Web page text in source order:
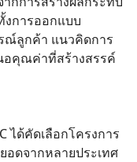
การออกแบบ
ณ์ลูกค้า แนวคิดการ
อคุณค่าที่สร้างสรรค์
ได้คัดเลือกโครงการ
ดจากหลายประเทศ